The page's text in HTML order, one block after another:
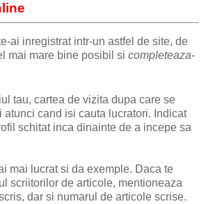
ai inregistrat intr-un astfel de site, de
mai mare bine posibil si completeaza-
tau, cartea de vizita dupa care se
cand isi cauta lucratori. Indicat
schitat inca dinainte de a incepe sa
mai lucrat si da exemple. Daca te
scriitorilor de articole, mentioneaza
dar si numarul de articole scrise.